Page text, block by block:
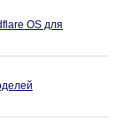
OS для